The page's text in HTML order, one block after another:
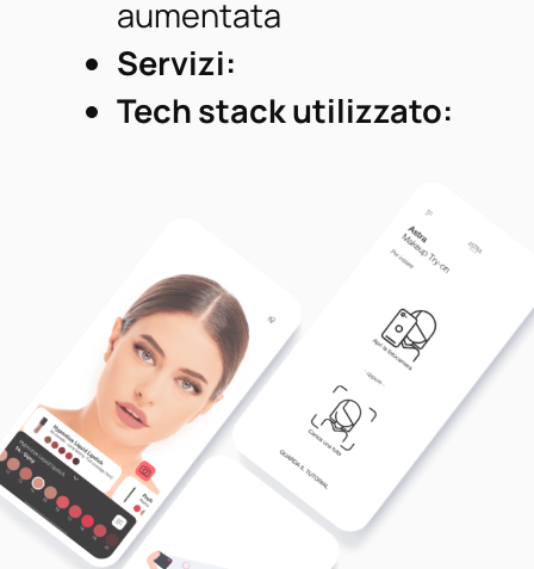
aumentata
Servizi:
Tech stack utilizzato: